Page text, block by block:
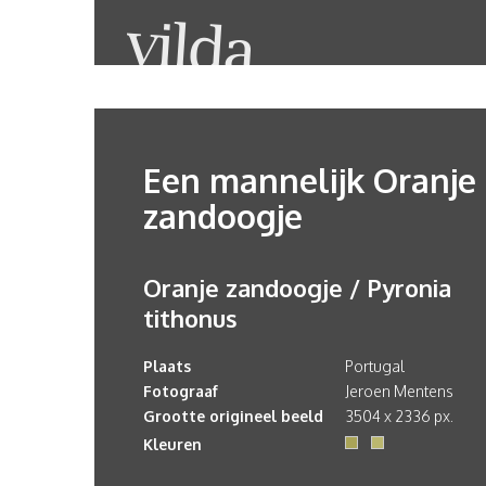
Een mannelijk Oranje
zandoogje
Oranje zandoogje / Pyronia
tithonus
Plaats
Portugal
Fotograaf
Jeroen Mentens
Grootte origineel beeld
3504 x 2336 px.
Kleuren